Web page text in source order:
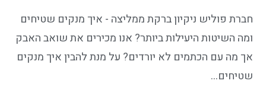
חברת פוליש ניקיון ברקת ממליצה - איך מנקים שטיחים
ומה השיטות היעילות ביותר? אנו מכירים את שואב האבק
אך מה עם הכתמים לא יורדים? על מנת להבין איך מנקים
שטיחים…